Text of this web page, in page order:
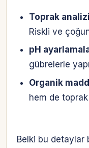
Toprak
Riskli ve
pH
gübrelerle
Organik
hem de toprak
Belki bu detaylar